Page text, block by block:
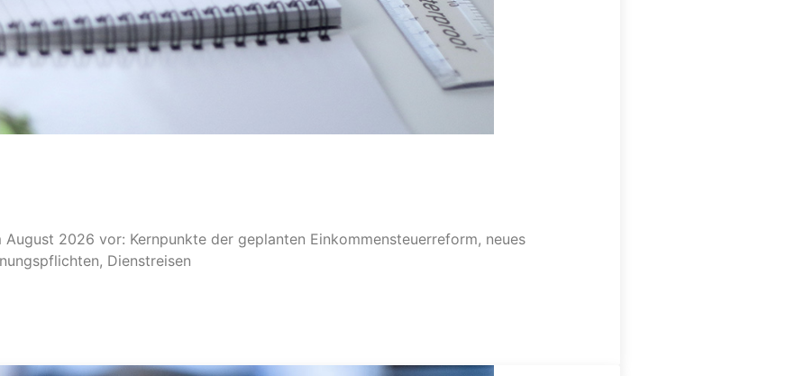
2026 vor: Kernpunkte der geplanten Einkommensteuerreform, neues
Dienstreisen